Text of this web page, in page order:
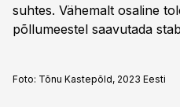
suhtes. Vähemalt osaline
põllumeestel saavutada
Foto: Tõnu Kastepõld, 2023 Eesti